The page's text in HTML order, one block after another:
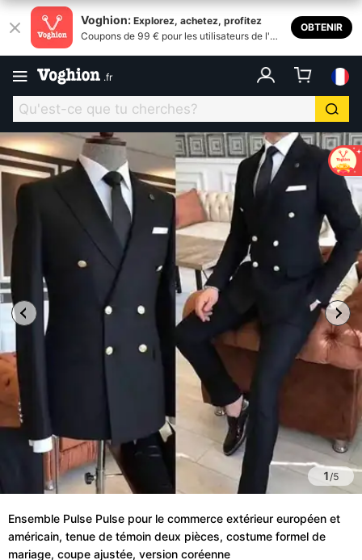
Voghion: Explorez, achetez, profitez
Coupons de 99 € pour les utilisateurs de l'ap
OBTENIR
.fr
1/5
Ensemble Pulse Pulse pour le commerce extérieur européen et
américain, tenue de témoin deux pièces, costume formel de
mariage, coupe ajustée, version coréenne